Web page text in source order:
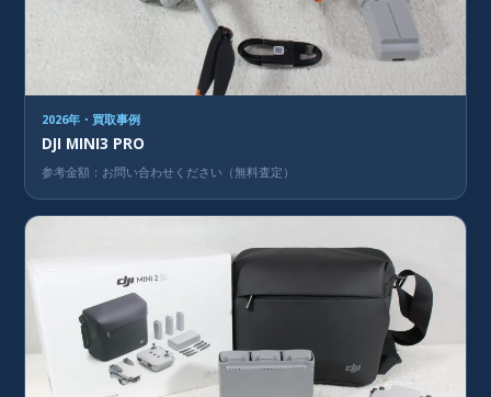
2026年・買取事例
DJI MINI3 PRO
参考金額：お問い合わせください（無料査定）